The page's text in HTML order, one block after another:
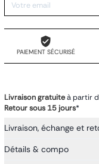
PAIEMENT SÉCURISÉ
Livraison gratuiteà partir
Retour sous 15 jours*
Livraison, échange et
Détails & compo